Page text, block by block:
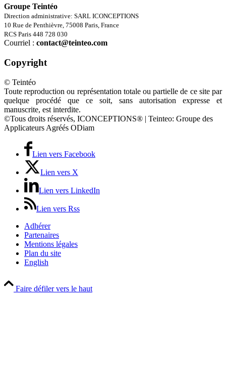
Groupe Teintéo
Direction administrative: SARL ICONCEPTIONS
10 Rue de Penthièvre, 75008 Paris, France
RCS Paris 448 728 030
Courriel : contact@teinteo.com
Copyright
© Teintéo
Toute reproduction ou représentation totale ou partielle de ce site par
quelque procédé que ce soit, sans autorisation expresse et
manuscrite, est interdite.
©Tous droits réservés, ICONCEPTIONS® | Teinteo: Groupe des
Applicateurs Agréés ODiam
Lien vers Facebook
Lien vers X
Lien vers LinkedIn
Lien vers Rss
Adhérer
Partenaires
Mentions légales
Plan du site
English
Faire défiler vers le haut